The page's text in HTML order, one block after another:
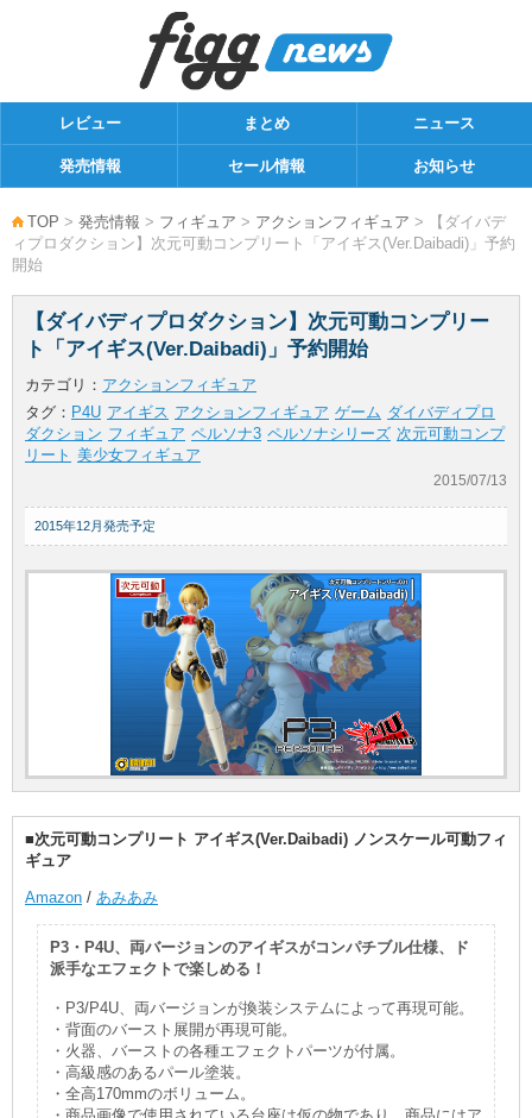
レビュー まとめ ニュース
発売情報 セール情報 お知らせ
TOP > 発売情報 > フィギュア > アクションフィギュア > 【ダイバデ
ィプロダクション】次元可動コンプリート「アイギス(Ver.Daibadi)」予約
開始
【ダイバディプロダクション】次元可動コンプリー
ト「アイギス(Ver.Daibadi)」予約開始
カテゴリ： アクションフィギュア
タグ： P4U アイギス アクションフィギュア ゲーム ダイバディプロ
ダクション フィギュア ペルソナ3 ペルソナシリーズ 次元可動コンプ
リート 美少女フィギュア
2015/07/13
2015年12月発売予定
■次元可動コンプリート アイギス(Ver.Daibadi) ノンスケール可動フィ
ギュア
Amazon / あみあみ
P3・P4U、両バージョンのアイギスがコンパチブル仕様、ド
派手なエフェクトで楽しめる！
・P3/P4U、両バージョンが換装システムによって再現可能。
・背面のバースト展開が再現可能。
・火器、バーストの各種エフェクトパーツが付属。
・高級感のあるパール塗装。
・全高170mmのボリューム。